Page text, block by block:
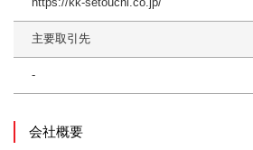
主要取引先
-
会社概要